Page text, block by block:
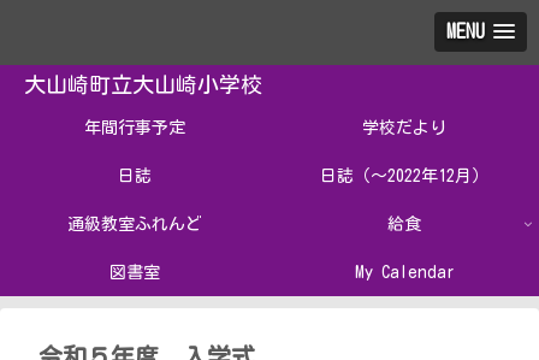
MENU
大山崎町立大山崎小学校
年間行事予定 学校だより
日誌 日誌（～2022年12月）
通級教室ふれんど 給食
図書室 My Calendar